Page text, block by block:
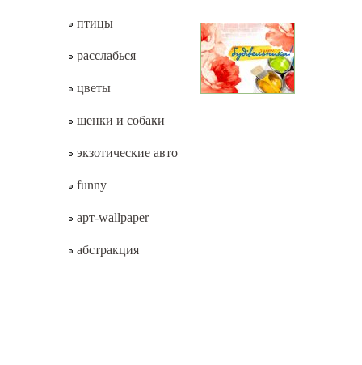
птицы
расслабься
цветы
щенки и собаки
экзотические авто
funny
арт-wallpaper
абстракция